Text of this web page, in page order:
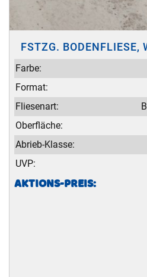
FSTZG. BODENFLIESE,
Farbe:
Format:
Fliesenart:
Oberfläche:
Abrieb-Klasse:
UVP:
AKTIONS-PREIS: